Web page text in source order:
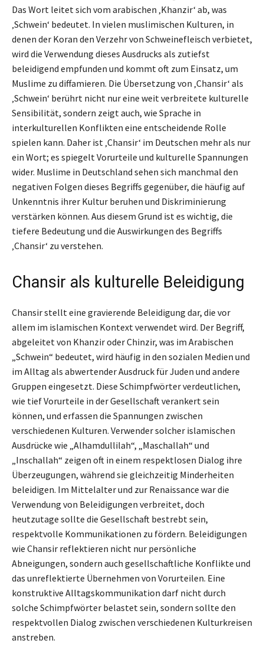
Das Wort leitet sich vom arabischen ‚Khanzir‘ ab, was
‚Schwein‘ bedeutet. In vielen muslimischen Kulturen, in
denen der Koran den Verzehr von Schweinefleisch verbietet,
wird die Verwendung dieses Ausdrucks als zutiefst
beleidigend empfunden und kommt oft zum Einsatz, um
Muslime zu diffamieren. Die Übersetzung von ‚Chansir‘ als
‚Schwein‘ berührt nicht nur eine weit verbreitete kulturelle
Sensibilität, sondern zeigt auch, wie Sprache in
interkulturellen Konflikten eine entscheidende Rolle
spielen kann. Daher ist ‚Chansir‘ im Deutschen mehr als nur
ein Wort; es spiegelt Vorurteile und kulturelle Spannungen
wider. Muslime in Deutschland sehen sich manchmal den
negativen Folgen dieses Begriffs gegenüber, die häufig auf
Unkenntnis ihrer Kultur beruhen und Diskriminierung
verstärken können. Aus diesem Grund ist es wichtig, die
tiefere Bedeutung und die Auswirkungen des Begriffs
‚Chansir‘ zu verstehen.
Chansir als kulturelle Beleidigung
Chansir stellt eine gravierende Beleidigung dar, die vor
allem im islamischen Kontext verwendet wird. Der Begriff,
abgeleitet von Khanzir oder Chinzir, was im Arabischen
„Schwein“ bedeutet, wird häufig in den sozialen Medien und
im Alltag als abwertender Ausdruck für Juden und andere
Gruppen eingesetzt. Diese Schimpfwörter verdeutlichen,
wie tief Vorurteile in der Gesellschaft verankert sein
können, und erfassen die Spannungen zwischen
verschiedenen Kulturen. Verwender solcher islamischen
Ausdrücke wie „Alhamdullilah“, „Maschallah“ und
„Inschallah“ zeigen oft in einem respektlosen Dialog ihre
Überzeugungen, während sie gleichzeitig Minderheiten
beleidigen. Im Mittelalter und zur Renaissance war die
Verwendung von Beleidigungen verbreitet, doch
heutzutage sollte die Gesellschaft bestrebt sein,
respektvolle Kommunikationen zu fördern. Beleidigungen
wie Chansir reflektieren nicht nur persönliche
Abneigungen, sondern auch gesellschaftliche Konflikte und
das unreflektierte Übernehmen von Vorurteilen. Eine
konstruktive Alltagskommunikation darf nicht durch
solche Schimpfwörter belastet sein, sondern sollte den
respektvollen Dialog zwischen verschiedenen Kulturkreisen
anstreben.